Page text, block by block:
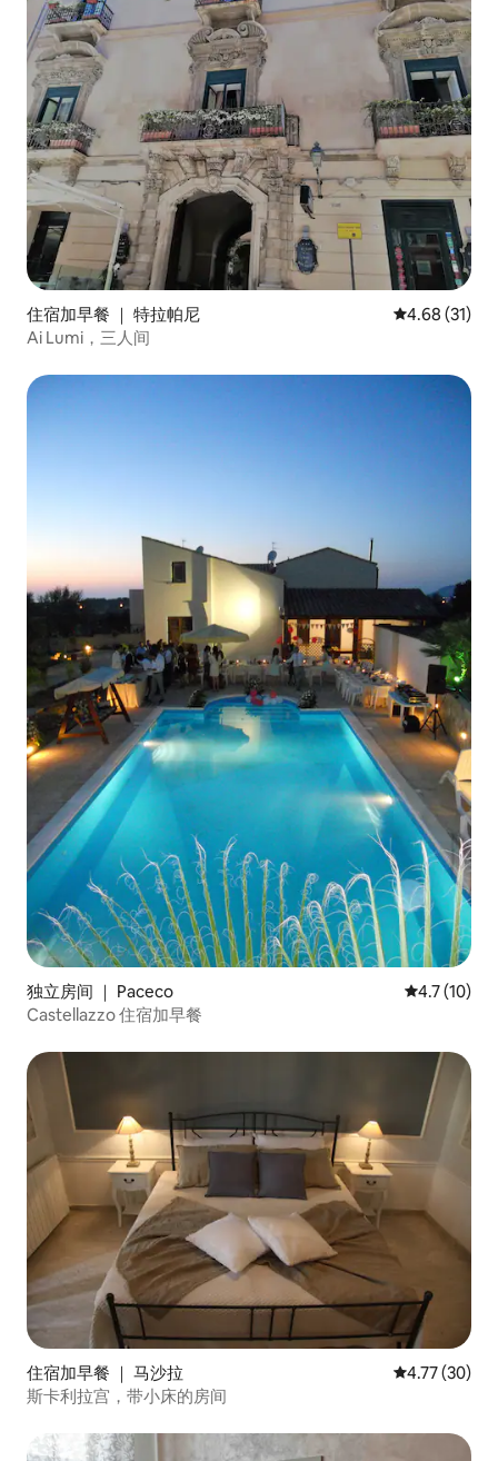
住宿加早餐 ｜ 特拉帕尼 平均评分
4.68 (31)
Ai Lumi，三人间
独立房间 ｜ Paceco 平均评分
4.7 (10)
Castellazzo 住宿加早餐
住宿加早餐 ｜ 马沙拉 平均评分
4.77 (30)
斯卡利拉宫，带小床的房间